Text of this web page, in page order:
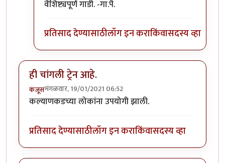
वैशिष्ट्यपूर्ण गाडी. -गा.पै.
प्रतिसाद देण्यासाठीलॉग इन कराकिंवासदस्य व्हा
ही चांगली ट्रेन आहे.
कंजूसमंगळवार, 19/01/2021 06:52
कल्याणकडच्या लोकांना उपयोगी झाली.
प्रतिसाद देण्यासाठीलॉग इन कराकिंवासदस्य व्हा